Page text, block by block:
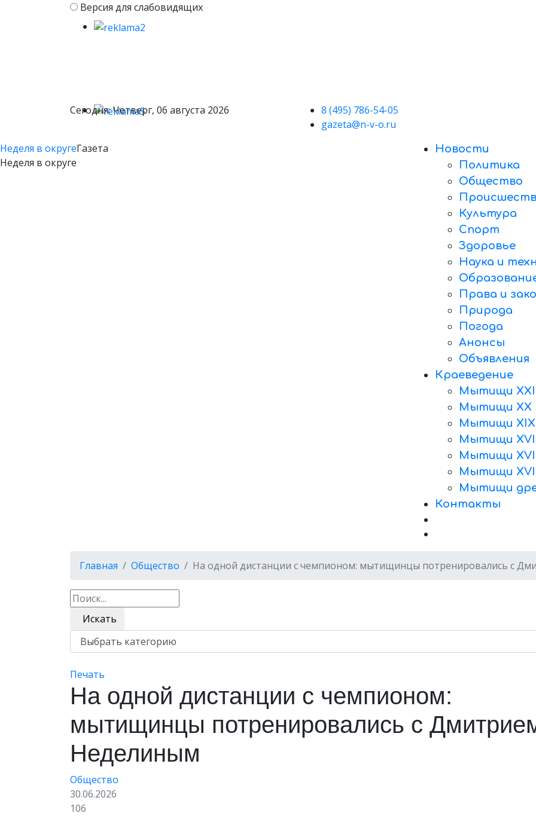
Версия для слабовидящих
Сегодня: Четверг, 06 августа 2026
8 (495) 786-54-05
gazeta@n-v-o.ru
Неделя в округеГазета
Неделя в округе
Новости
Политика
Общество
Культура
Спорт
Здоровье
Наука и
Права и
Природа
Погода
Анонсы
Объявления
Краеведение
Мытищи XXI
Мытищи XX
Мытищи XIX
Мытищи
Мытищи
Мытищи XVI
Мытищи
Контакты
Главная Общество На одной дистанции с чемпионом: мытищинцы потренировались с
Искать
Печать
На одной дистанции с чемпионом:
мытищинцы потренировались с
Неделиным
Общество
30.06.2026
106